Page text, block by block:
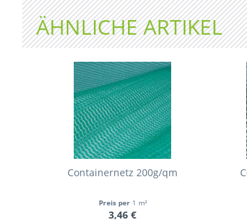
ÄHNLICHE ARTIKEL
Containernetz 200g/qm
Preis per 1 m²
3,46 €